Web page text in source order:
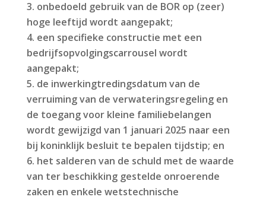
onbedoeld gebruik van de BOR op (zeer)
hoge leeftijd wordt aangepakt;
een specifieke constructie met een
bedrijfsopvolgingscarrousel wordt
aangepakt;
de inwerkingtredingsdatum van de
verruiming van de verwateringsregeling en
de toegang voor kleine familiebelangen
wordt gewijzigd van 1 januari 2025 naar een
bij koninklijk besluit te bepalen tijdstip; en
het salderen van de schuld met de waarde
van ter beschikking gestelde onroerende
zaken en enkele wetstechnische